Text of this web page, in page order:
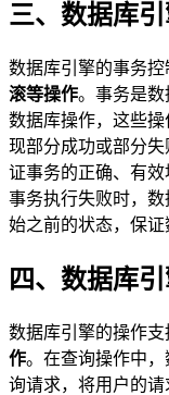
三、数据库
数据库引擎的事务
滚等操作。事务是
数据库操作，这些
现部分成功或部分
证事务的正确、有
事务执行失败时，
始之前的状态，保证
四、数据库
数据库引擎的操作
作。在查询操作中
询请求，将用户的